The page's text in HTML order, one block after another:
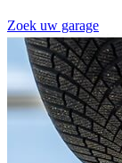
Zoek uw garage